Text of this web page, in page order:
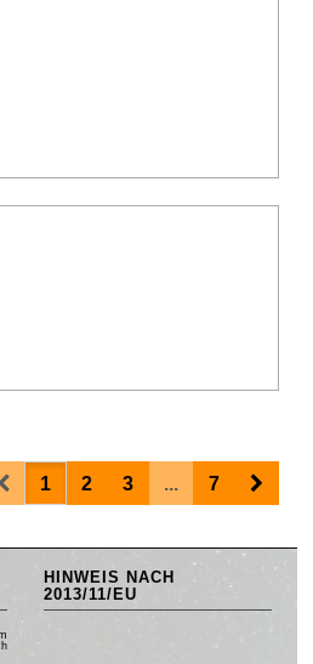
Prev1 2 3 ... 7 Next
HINWEIS NACH
2013/11/EU